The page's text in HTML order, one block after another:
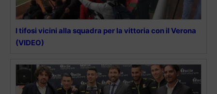
I tifosi vicini alla squadra per la vittoria con il Verona
(VIDEO)